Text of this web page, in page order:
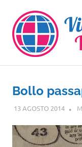
contenuto
Bollo
13 AGOSTO 2014